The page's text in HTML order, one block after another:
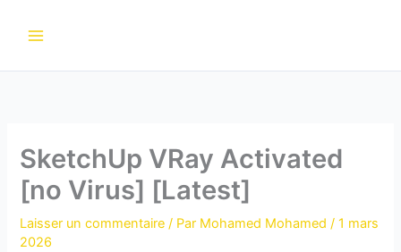
SketchUp VRay Activated
[no Virus] [Latest]
Laisser un commentaire / Par Mohamed Mohamed/1 mars
2026